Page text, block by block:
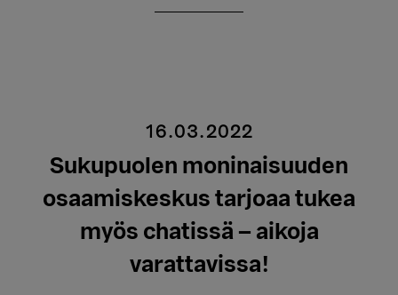
16.03.2022
Sukupuolen moninaisuuden
osaamiskeskus tarjoaa tukea
myös chatissä – aikoja
varattavissa!